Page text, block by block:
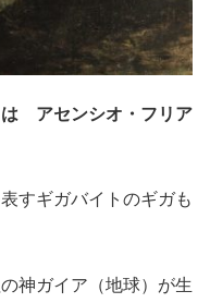
アセンシオ・フリア
すギガバイトのギガも
神ガイア（地球）が生